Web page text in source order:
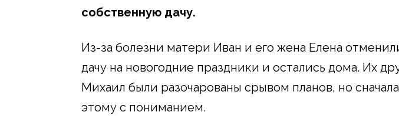
собственную дачу.
Из-за болезни матери Иван и его жена Елена
дачу на новогодние праздники и остались дома. Их
Михаил были разочарованы срывом планов, но
этому с пониманием.